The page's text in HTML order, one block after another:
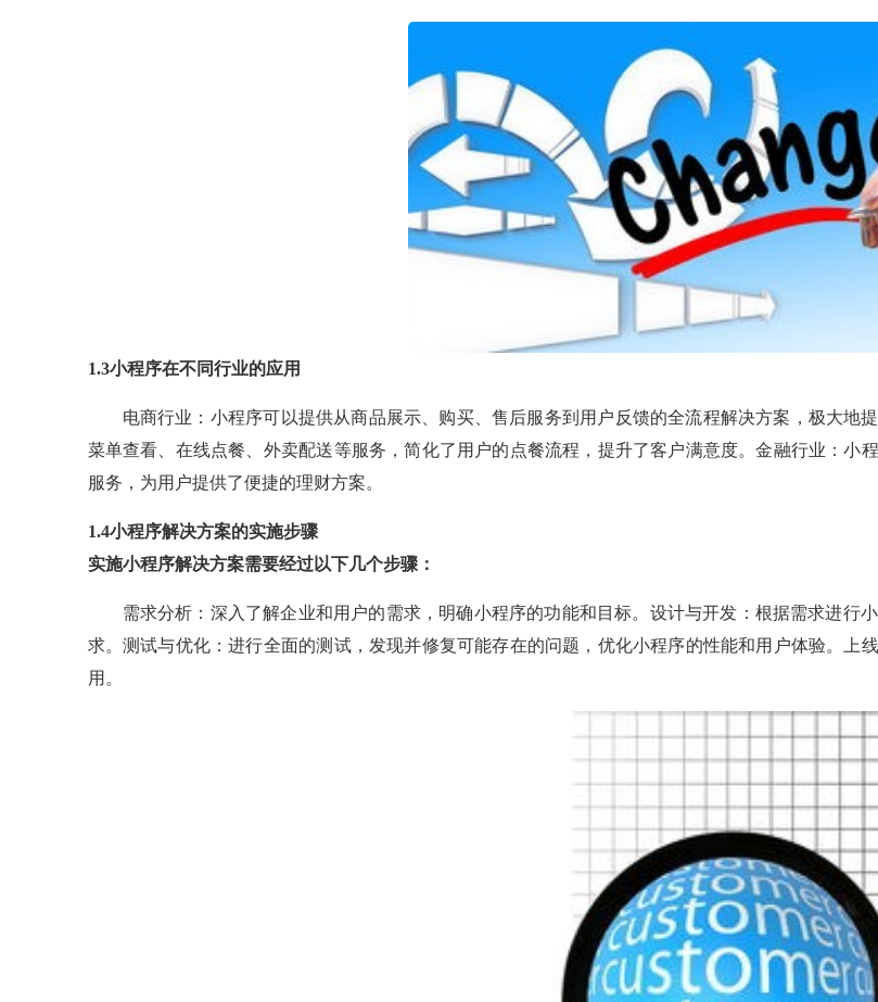
1.3小程序在不同行业的应用
电商行业：小程序可以提供从商品展示、购买、售后服务到用户反馈的全流程解决方案，极大地
菜单查看、在线点餐、外卖配送等服务，简化了用户的点餐流程，提升了客户满意度。金融行业：小
服务，为用户提供了便捷的理财方案。
1.4小程序解决方案的实施步骤
实施小程序解决方案需要经过以下几个步骤：
需求分析：深入了解企业和用户的需求，明确小程序的功能和目标。设计与开发：根据需求进行
求。测试与优化：进行全面的测试，发现并修复可能存在的问题，优化小程序的性能和用户体验。上
用。